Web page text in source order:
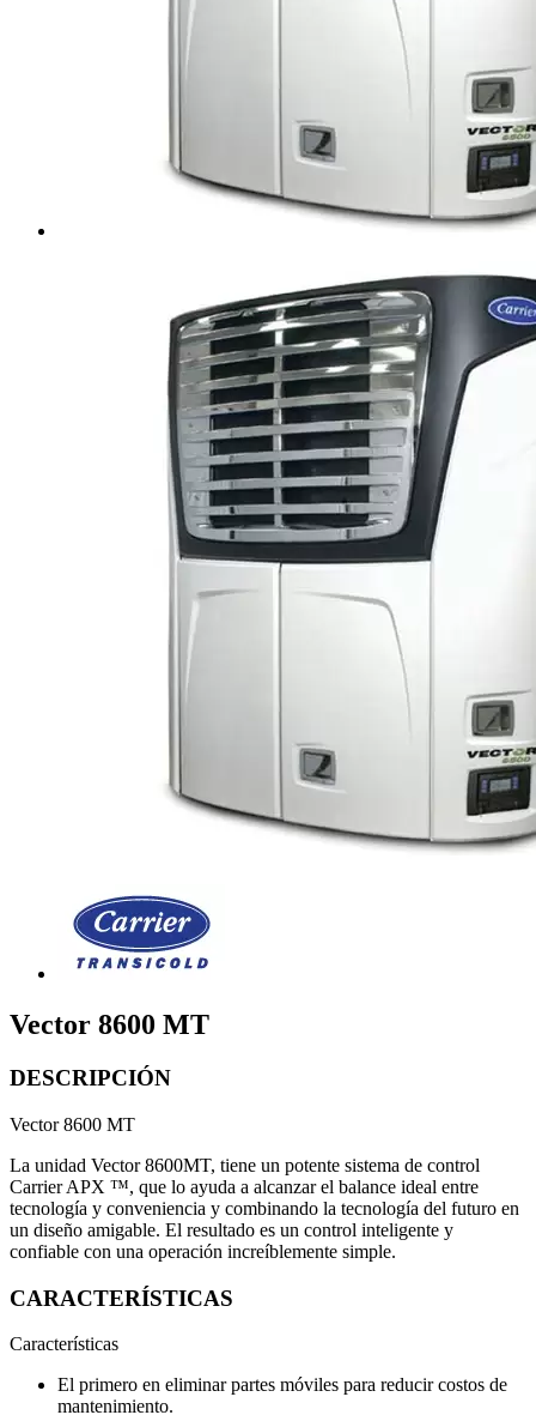
Vector 8600 MT
DESCRIPCIÓN
Vector 8600 MT
La unidad Vector 8600MT, tiene un potente sistema de control
Carrier APX ™, que lo ayuda a alcanzar el balance ideal entre
tecnología y conveniencia y combinando la tecnología del futuro en
un diseño amigable. El resultado es un control inteligente y
confiable con una operación increíblemente simple.
CARACTERÍSTICAS
Características
El primero en eliminar partes móviles para reducir costos de
mantenimiento.